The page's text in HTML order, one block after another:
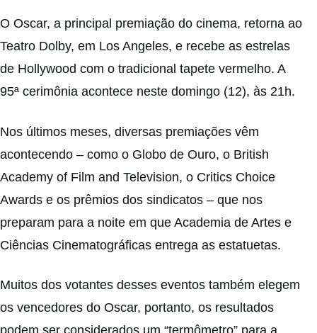
O Oscar, a principal premiação do cinema, retorna ao
Teatro Dolby, em Los Angeles, e recebe as estrelas
de Hollywood com o tradicional tapete vermelho. A
95ª cerimônia acontece neste domingo (12), às 21h.
Nos últimos meses, diversas premiações vêm
acontecendo – como o Globo de Ouro, o British
Academy of Film and Television, o Critics Choice
Awards e os prêmios dos sindicatos – que nos
preparam para a noite em que Academia de Artes e
Ciências Cinematográficas entrega as estatuetas.
Muitos dos votantes desses eventos também elegem
os vencedores do Oscar, portanto, os resultados
podem ser considerados um “termômetro” para a